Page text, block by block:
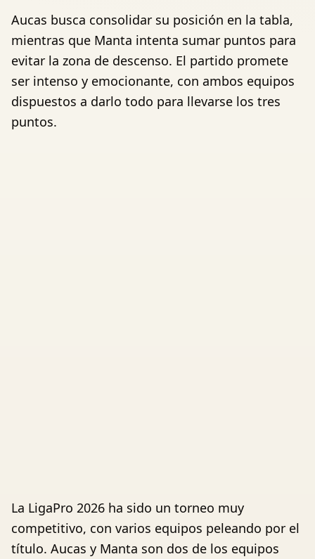
Aucas busca consolidar su posición en la tabla,
mientras que Manta intenta sumar puntos para
evitar la zona de descenso. El partido promete
ser intenso y emocionante, con ambos equipos
dispuestos a darlo todo para llevarse los tres
puntos.
La LigaPro 2026 ha sido un torneo muy
competitivo, con varios equipos peleando por el
título. Aucas y Manta son dos de los equipos